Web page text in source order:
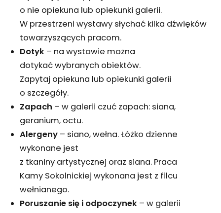
o nie opiekuna lub opiekunki galerii.
W przestrzeni wystawy słychać kilka dźwięków
towarzyszących pracom.
Dotyk – na wystawie można
dotykać wybranych obiektów.
Zapytaj opiekuna lub opiekunki galerii
o szczegóły.
Zapach – w galerii czuć zapach: siana,
geranium, octu.
Alergeny – siano, wełna. Łóżko dzienne
wykonane jest
z tkaniny artystycznej oraz siana. Praca
Kamy Sokolnickiej wykonana jest z filcu
wełnianego.
Poruszanie się i odpoczynek – w galerii